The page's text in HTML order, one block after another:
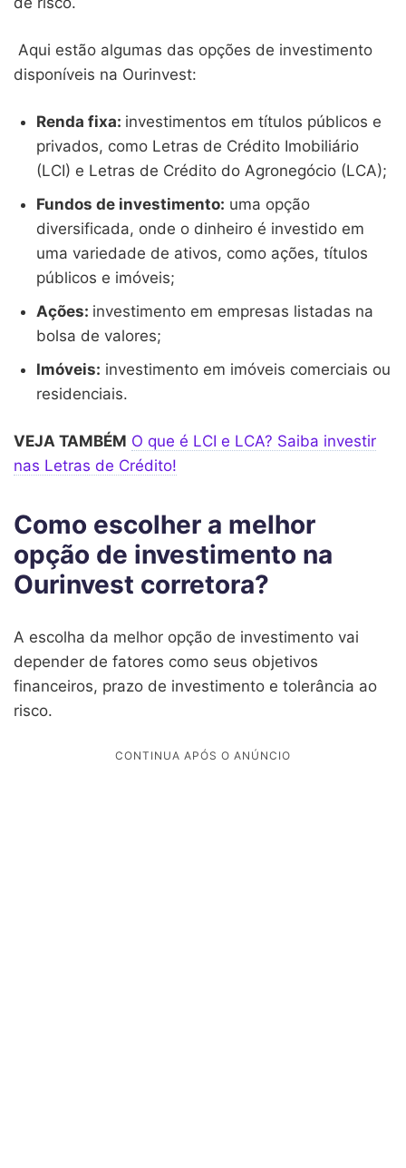
Aqui estão algumas das opções de investimento
disponíveis na Ourinvest:
Renda fixa: investimentos em títulos públicos e
privados, como Letras de Crédito Imobiliário
(LCI) e Letras de Crédito do Agronegócio (LCA);
Fundos de investimento: uma opção
diversificada, onde o dinheiro é investido em
uma variedade de ativos, como ações, títulos
públicos e imóveis;
Ações: investimento em empresas listadas na
bolsa de valores;
Imóveis: investimento em imóveis comerciais ou
residenciais.
VEJA TAMBÉM O que é LCI e LCA? Saiba investir
nas Letras de Crédito!
Como escolher a melhor
opção de investimento na
Ourinvest corretora?
A escolha da melhor opção de investimento vai
depender de fatores como seus objetivos
financeiros, prazo de investimento e tolerância ao
risco.